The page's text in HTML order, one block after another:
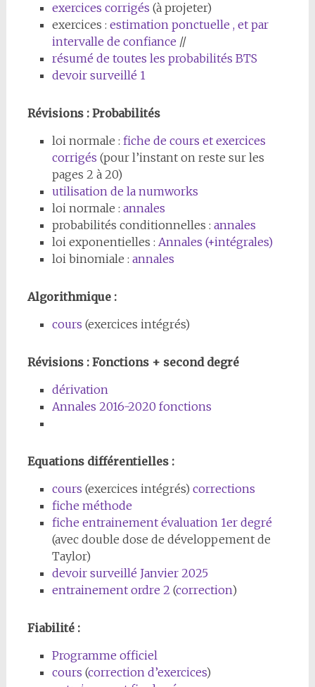
exercices corrigés (à projeter)
exercices : estimation ponctuelle , et par
intervalle de confiance //
résumé de toutes les probabilités BTS
devoir surveillé 1
Révisions : Probabilités
loi normale : fiche de cours et exercices
corrigés (pour l’instant on reste sur les
pages 2 à 20)
utilisation de la numworks
loi normale : annales
probabilités conditionnelles : annales
loi exponentielles : Annales (+intégrales)
loi binomiale : annales
Algorithmique :
cours (exercices intégrés)
Révisions : Fonctions + second degré
dérivation
Annales 2016-2020 fonctions
Equations différentielles :
cours (exercices intégrés) corrections
fiche méthode
fiche entrainement évaluation 1er degré
(avec double dose de développement de
Taylor)
devoir surveillé Janvier 2025
entrainement ordre 2 (correction)
Fiabilité :
Programme officiel
cours (correction d’exercices)